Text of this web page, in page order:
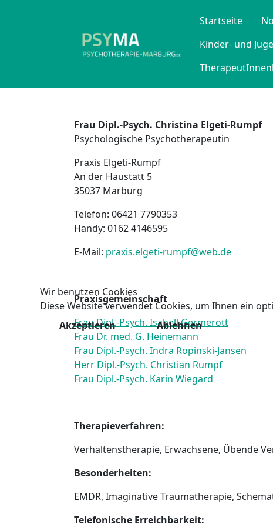
Startseite
Kinder- und
Frau Dipl.-Psych. Christina Elgeti-Rumpf
Psychologische Psychotherapeutin
Praxis Elgeti-Rumpf
An der Haustatt 5
35037 Marburg
Telefon: 06421 7790353
Handy: 0162 4146595
E-Mail: praxis.elgeti-rumpf@web.de
Praxisgemeinschaft
Frau Dipl.-Psych. Isabell Germerott
Frau Dr. med. G. Heinemann
Frau Dipl.-Psych. Indra Ropinski-Jansen
Herr Dipl.-Psych. Christian Rumpf
Frau Dipl.-Psych. Karin Wiegard
Therapieverfahren:
Verhaltenstherapie, Erwachsene, Übende
Besonderheiten:
EMDR, Imaginative Traumatherapie,
Telefonische Erreichbarkeit:
Wir benutzen Cookies
Diese Website verwendet Cookies, um Ihnen ein
Akzeptieren
Ablehnen